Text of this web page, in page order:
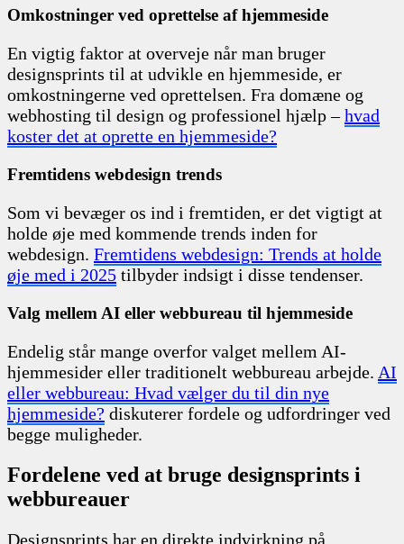
Omkostninger ved oprettelse af hjemmeside
En vigtig faktor at overveje når man bruger
designsprints til at udvikle en hjemmeside, er
omkostningerne ved oprettelsen. Fra domæne og
webhosting til design og professionel hjælp –hvad
koster det at oprette en hjemmeside?
Fremtidens webdesign trends
Som vi bevæger os ind i fremtiden, er det vigtigt at
holde øje med kommende trends inden for
webdesign. Fremtidens webdesign: Trends at holde
øje med i 2025 tilbyder indsigt i disse tendenser.
Valg mellem AI eller webbureau til hjemmeside
Endelig står mange overfor valget mellem AI-
hjemmesider eller traditionelt webbureau arbejde. AI
eller webbureau: Hvad vælger du til din nye
hjemmeside? diskuterer fordele og udfordringer ved
begge muligheder.
Fordelene ved at bruge designsprints i
webbureauer
Designsprints har en direkte indvirkning på